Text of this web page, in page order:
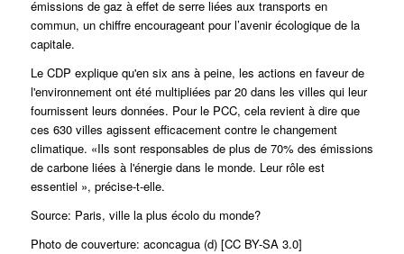
émissions de gaz à effet de serre liées aux transports en
commun, un chiffre encourageant pour l’avenir écologique de la
capitale.
Le CDP explique qu'en six ans à peine, les actions en faveur de
l'environnement ont été multipliées par 20 dans les villes qui leur
fournissent leurs données. Pour le PCC, cela revient à dire que
ces 630 villes agissent efficacement contre le changement
climatique. «Ils sont responsables de plus de 70% des émissions
de carbone liées à l'énergie dans le monde. Leur rôle est
essentiel », précise-t-elle.
Source: Paris, ville la plus écolo du monde?
Photo de couverture: aconcagua (d) [CC BY-SA 3.0]